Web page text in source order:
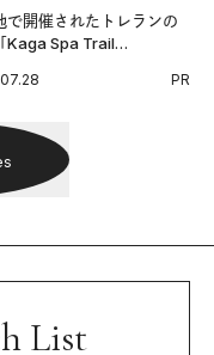
で開催されたトレランの
Kaga Spa Trail
見るランナーたちの奮闘PR
List